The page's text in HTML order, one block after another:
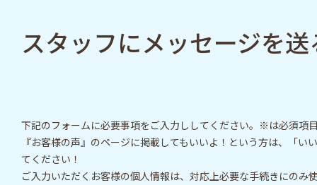
スタッフにメッセージを送
下記のフォームに必要事項をご入力ししてください。※は必須項
『お客様の声』のページに掲載してもいいよ！という方は、「
てください！
ご入力いただくお客様の個人情報は、対応上必要な手続きにのみ